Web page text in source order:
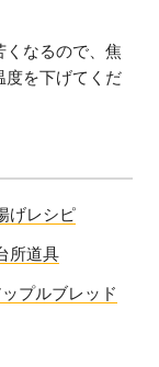
くなるので、焦
度を下げてくだ
げレシピ
所道具
プルブレッド